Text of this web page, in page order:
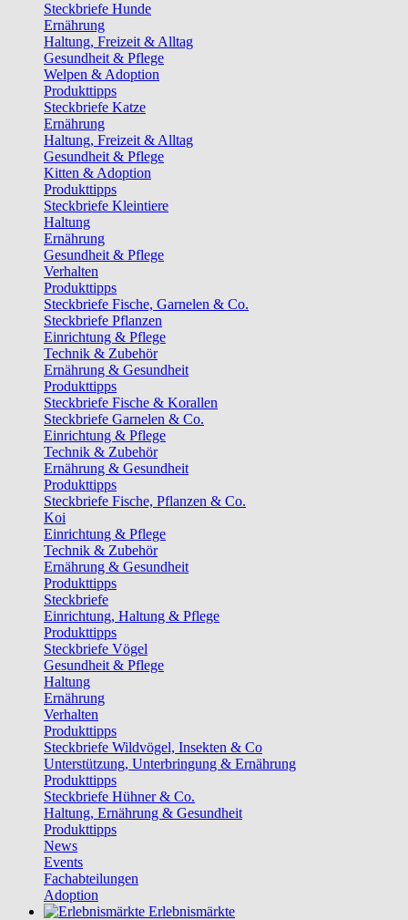
Steckbriefe Hunde
Ernährung
Haltung, Freizeit & Alltag
Gesundheit & Pflege
Welpen & Adoption
Produkttipps
Steckbriefe Katze
Ernährung
Haltung, Freizeit & Alltag
Gesundheit & Pflege
Kitten & Adoption
Produkttipps
Steckbriefe Kleintiere
Haltung
Ernährung
Gesundheit & Pflege
Verhalten
Produkttipps
Steckbriefe Fische, Garnelen & Co.
Steckbriefe Pflanzen
Einrichtung & Pflege
Technik & Zubehör
Ernährung & Gesundheit
Produkttipps
Steckbriefe Fische & Korallen
Steckbriefe Garnelen & Co.
Einrichtung & Pflege
Technik & Zubehör
Ernährung & Gesundheit
Produkttipps
Steckbriefe Fische, Pflanzen & Co.
Koi
Einrichtung & Pflege
Technik & Zubehör
Ernährung & Gesundheit
Produkttipps
Steckbriefe
Einrichtung, Haltung & Pflege
Produkttipps
Steckbriefe Vögel
Gesundheit & Pflege
Haltung
Ernährung
Verhalten
Produkttipps
Steckbriefe Wildvögel, Insekten & Co
Unterstützung, Unterbringung & Ernährung
Produkttipps
Steckbriefe Hühner & Co.
Haltung, Ernährung & Gesundheit
Produkttipps
News
Events
Fachabteilungen
Adoption
Erlebnismärkte